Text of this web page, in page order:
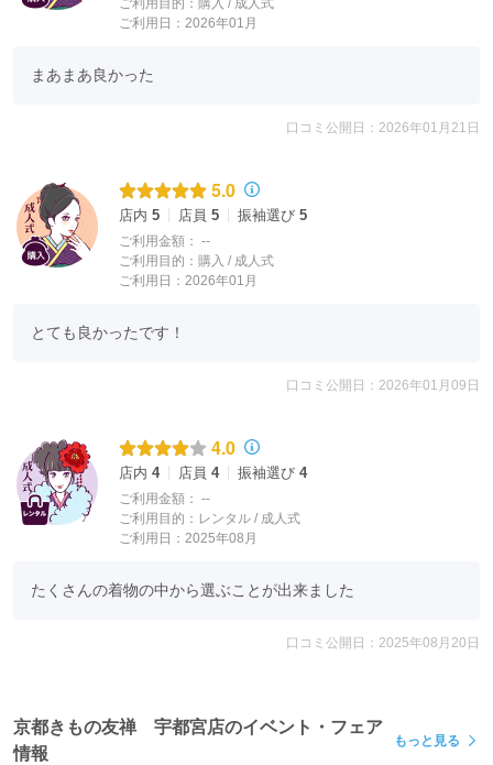
ご利用目的： 購入 / 成人式
ご利用日：2026年01月
まあまあ良かった
口コミ公開日：2026年01月21日
5.0
店内 5 店員 5 振袖選び 5
ご利用金額： --
ご利用目的： 購入 / 成人式
ご利用日：2026年01月
とても良かったです！
口コミ公開日：2026年01月09日
4.0
店内 4 店員 4 振袖選び 4
ご利用金額： --
ご利用目的： レンタル / 成人式
ご利用日：2025年08月
たくさんの着物の中から選ぶことが出来ました
口コミ公開日：2025年08月20日
京都きもの友禅 宇都宮店のイベント・フェア
情報
もっと見る